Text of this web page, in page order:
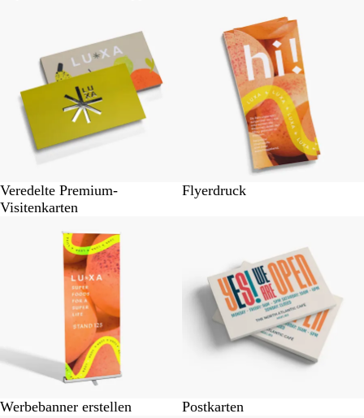
Veredelte Premium-
Visitenkarten
Flyerdruck
Werbebanner erstellen Postkarten